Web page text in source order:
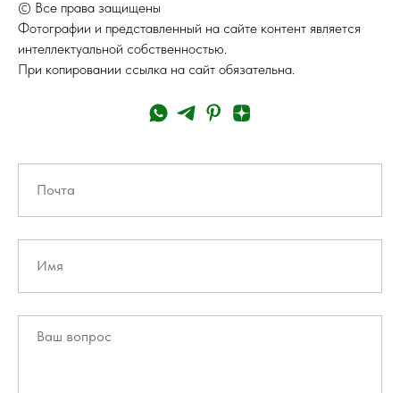
© Все права защищены
Фотографии и представленный на сайте контент является
интеллектуальной собственностью.
При копировании ссылка на сайт обязательна.